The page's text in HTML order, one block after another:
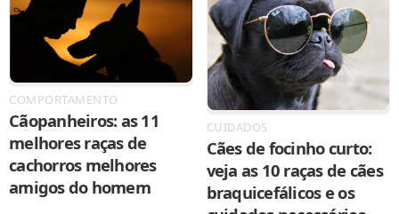
COMPORTAMENTO
Cãopanheiros: as 11
melhores raças de
cachorros melhores
amigos do homem
CUIDADOS
Cães de focinho curto:
veja as 10 raças de cães
braquicefálicos e os